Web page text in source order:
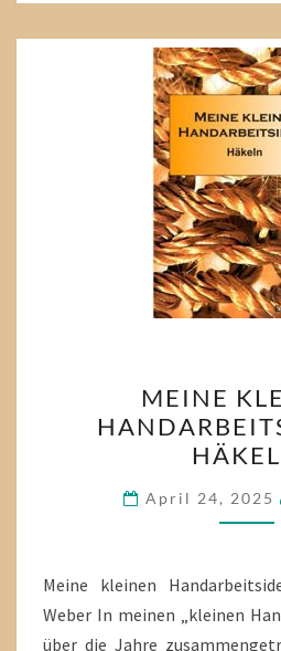
–
MEINE
April 24, 2025
Meine kleinen
Weber In meinen „kleinen
über die Jahre